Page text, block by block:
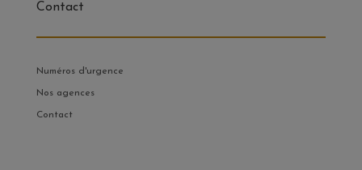
Contact
Numéros d'urgence
Nos agences
Contact